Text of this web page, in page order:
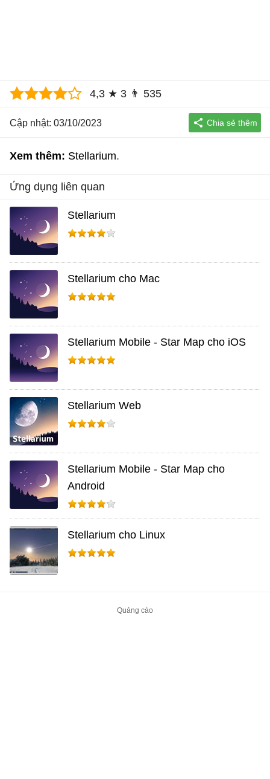
4,3 ★ 3 👨 535
Cập nhật: 03/10/2023
Xem thêm: Stellarium
Ứng dụng liên quan
Stellarium
Stellarium cho Mac
Stellarium Mobile - Star Map cho iOS
Stellarium Web
Stellarium Mobile - Star Map cho
Android
Stellarium cho Linux